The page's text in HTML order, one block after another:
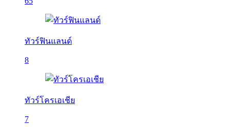
ทัวร์ฟินแลนด์
8
ทัวร์โครเอเชีย
7